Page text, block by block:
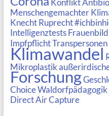
Konflikt
Menschengemachter
Knecht Ruprecht
Intelligenztests Frauenbild
ImpfpflichtTranspersonen
Klimawandel
Mikroplastik
Forschung
ChoiceWaldorfpädagogik
Direct Air Capture